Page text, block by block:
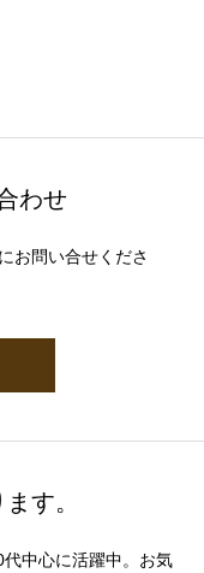
わせ
お問い合せくださ
す。
中心に活躍中。お気